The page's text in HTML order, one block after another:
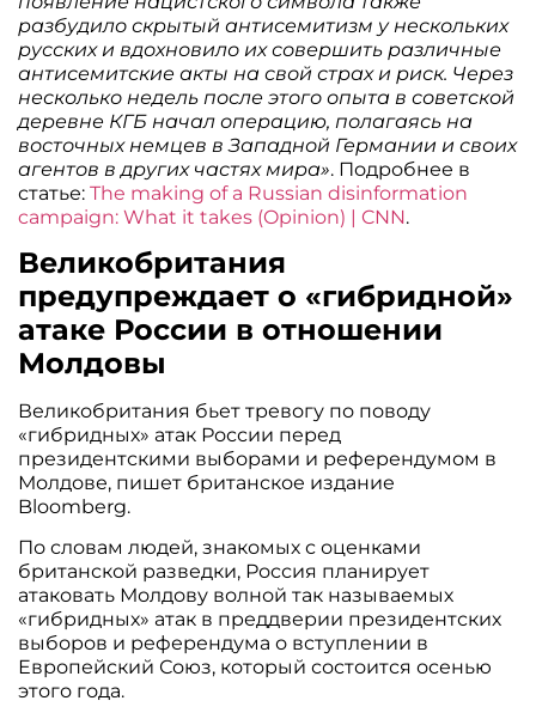
разбудило скрытый антисемитизм у нескольких
русских и вдохновило их совершить различные
антисемитские акты на свой страх и риск. Через
несколько недель после этого опыта в советской
деревне КГБ начал операцию, полагаясь на
восточных немцев в Западной Германии и своих
агентов в других частях мира». Подробнее в
статье:The making of a Russian disinformation
campaign: What it takes (Opinion) | CNN.
Великобритания
предупреждает о «гибридной»
атаке России в отношении
Молдовы
Великобритания бьет тревогу по поводу
«гибридных» атак России перед
президентскими выборами и референдумом в
Молдове, пишет британское издание
Bloomberg.
По словам людей, знакомых с оценками
британской разведки, Россия планирует
атаковать Молдову волной так называемых
«гибридных» атак в преддверии президентских
выборов и референдума о вступлении в
Европейский Союз, который состоится осенью
этого года.